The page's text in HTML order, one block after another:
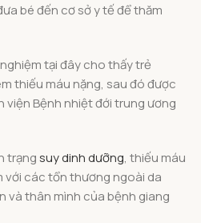
bé đến cơ sở y tế để thăm
tại đây cho thấy trẻ
thiếu máu nặng, sau đó được
viện Bệnh nhiệt đới trung ương
trạngsuy dinh dưỡng, thiếu máu
với các tổn thương ngoài da
và thân mình của bệnh giang